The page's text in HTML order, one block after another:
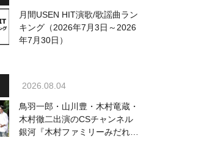
月間USEN HIT演歌/歌謡曲ラン
キング（2026年7月3日～2026
年7月30日）
2026.08.04
鳥羽一郎・山川豊・木村竜蔵・
木村徹二出演のCSチャンネル
銀河『木村ファミリーみだれ旅